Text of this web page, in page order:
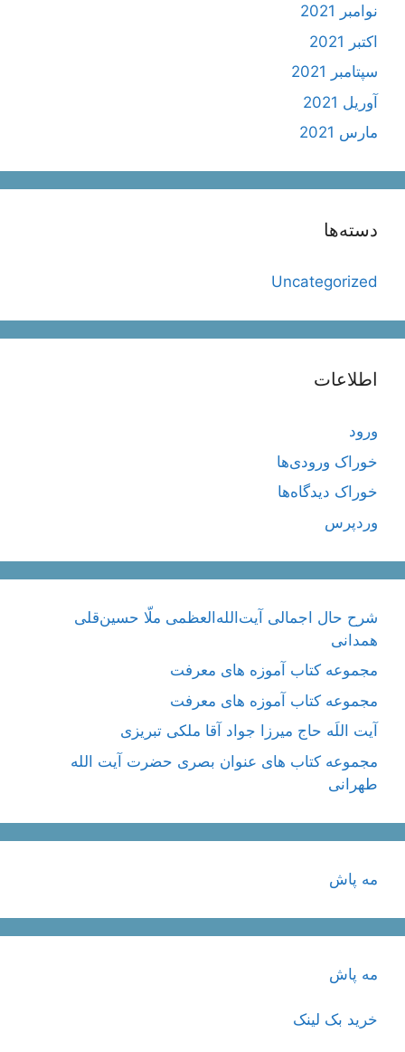
نوامبر 2021
اکتبر 2021
سپتامبر 2021
آوریل 2021
مارس 2021
دسته‌ها
Uncategorized
اطلاعات
ورود
خوراک ورودی‌ها
خوراک دیدگاه‌ها
وردپرس
شرح حال اجمالی آیت‌الله‌العظمی ملّا حسین‌قلی
همدانی
مجموعه کتاب آموزه های معرفت
مجموعه کتاب آموزه های معرفت
آیت اللَه حاج میرزا جواد آقا ملکی تبریزی
مجموعه کتاب های عنوان بصری حضرت آیت الله
طهرانی
مه پاش
مه پاش
خرید بک لینک